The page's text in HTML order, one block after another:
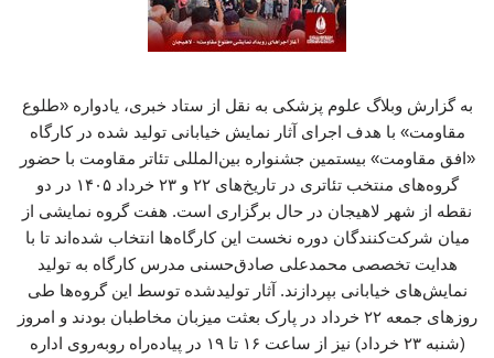
به گزارش وبلاگ علوم پزشکی به نقل از ستاد خبری، یادواره «طلوع
مقاومت» با هدف اجرای آثار نمایش خیابانی تولید شده در کارگاه
«افق مقاومت» بیستمین جشنواره بین‌المللی تئاتر مقاومت با حضور
گروه‌های منتخب تئاتری در تاریخ‌های ۲۲ و ۲۳ خرداد ۱۴۰۵ در دو
نقطه از شهر لاهیجان در حال برگزاری است. هفت گروه نمایشی از
میان شرکت‌کنندگان دوره نخست این کارگاه‌ها انتخاب شده‌اند تا با
هدایت تخصصی محمدعلی صادق‌حسنی مدرس کارگاه به تولید
نمایش‌های خیابانی بپردازند. آثار تولیدشده توسط این گروه‌ها طی
روزهای جمعه ۲۲ خرداد در پارک بعثت میزبان مخاطبان بودند و امروز
(شنبه ۲۳ خرداد) نیز از ساعت ۱۶ تا ۱۹ در پیاده‌راه روبه‌روی اداره